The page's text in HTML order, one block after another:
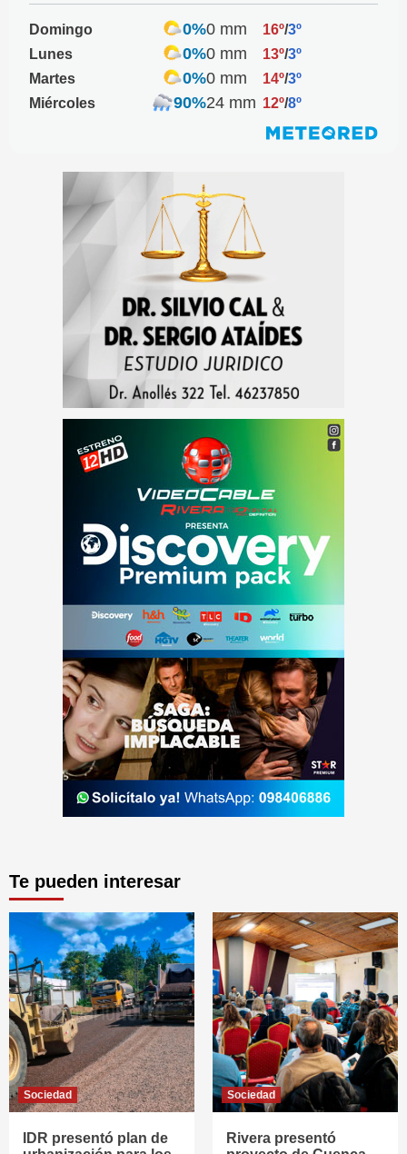
Domingo 0%0 mm 16º/3º
Lunes
0%0 mm 13º/3º
Martes
0%0 mm 14º/3º
Miércoles
90%24 mm 12º/8º
Te pueden interesar
Sociedad
IDR presentó plan de
Sociedad
Rivera presentó